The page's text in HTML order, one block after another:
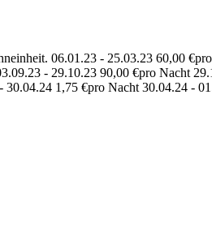
06.01.23 - 25.03.23 60,00
- 29.10.23 90,00 €pro Nacht
1,75 €pro Nacht 30.04.24 -